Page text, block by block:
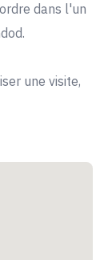
dans l'un
une visite,